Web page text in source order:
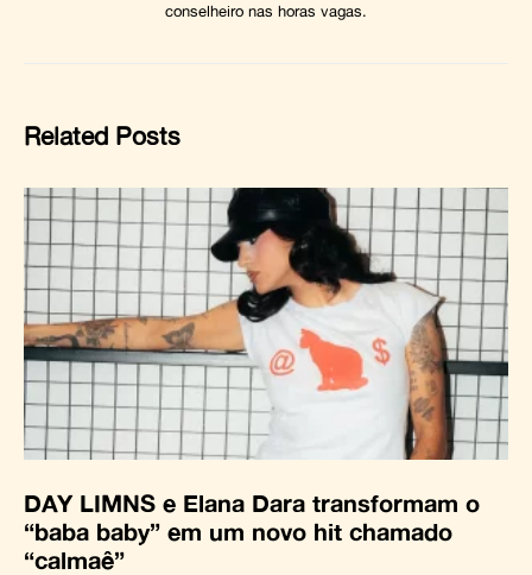
conselheiro nas horas vagas.
Related Posts
DAY LIMNS e Elana Dara transformam o
“baba baby” em um novo hit chamado
“calmaê”